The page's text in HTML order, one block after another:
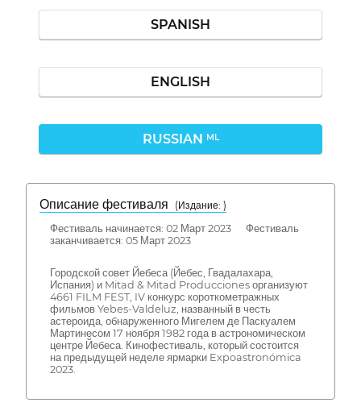
SPANISH
ENGLISH
RUSSIAN ML
Описание фестиваля
( Издание: )
Фестиваль начинается: 02 Март 2023 Фестиваль
заканчивается: 05 Март 2023
Городской совет Йебеса (Йебес, Гвадалахара,
Испания) и Mitad & Mitad Producciones организуют
4661 FILM FEST, IV конкурс короткометражных
фильмов Yebes-Valdeluz, названный в честь
астероида, обнаруженного Мигелем де Паскуалем
Мартинесом 17 ноября 1982 года в астрономическом
центре Йебеса. Кинофестиваль, который состоится
на предыдущей неделе ярмарки Expoastronómica
2023.